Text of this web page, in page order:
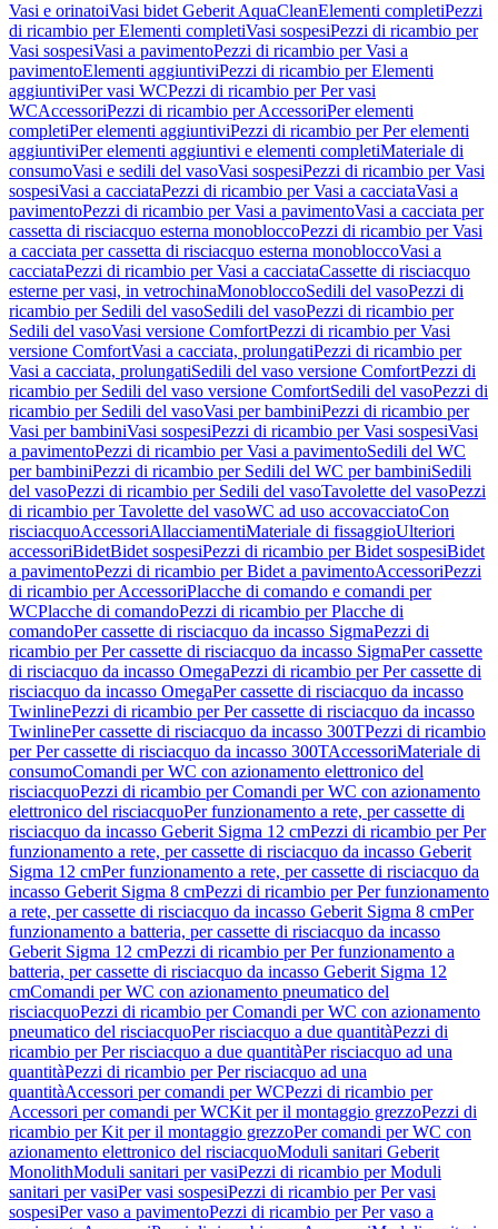
Vasi e orinatoiVasi bidet Geberit AquaCleanElementi completiPezzi
di ricambio per Elementi completiVasi sospesiPezzi di ricambio per
Vasi sospesiVasi a pavimentoPezzi di ricambio per Vasi a
pavimentoElementi aggiuntiviPezzi di ricambio per Elementi
aggiuntiviPer vasi WCPezzi di ricambio per Per vasi
WCAccessoriPezzi di ricambio per AccessoriPer elementi
completiPer elementi aggiuntiviPezzi di ricambio per Per elementi
aggiuntiviPer elementi aggiuntivi e elementi completiMateriale di
consumoVasi e sedili del vasoVasi sospesiPezzi di ricambio per Vasi
sospesiVasi a cacciataPezzi di ricambio per Vasi a cacciataVasi a
pavimentoPezzi di ricambio per Vasi a pavimentoVasi a cacciata per
cassetta di risciacquo esterna monobloccoPezzi di ricambio per Vasi
a cacciata per cassetta di risciacquo esterna monobloccoVasi a
cacciataPezzi di ricambio per Vasi a cacciataCassette di risciacquo
esterne per vasi, in vetrochinaMonobloccoSedili del vasoPezzi di
ricambio per Sedili del vasoSedili del vasoPezzi di ricambio per
Sedili del vasoVasi versione ComfortPezzi di ricambio per Vasi
versione ComfortVasi a cacciata, prolungatiPezzi di ricambio per
Vasi a cacciata, prolungatiSedili del vaso versione ComfortPezzi di
ricambio per Sedili del vaso versione ComfortSedili del vasoPezzi di
ricambio per Sedili del vasoVasi per bambiniPezzi di ricambio per
Vasi per bambiniVasi sospesiPezzi di ricambio per Vasi sospesiVasi
a pavimentoPezzi di ricambio per Vasi a pavimentoSedili del WC
per bambiniPezzi di ricambio per Sedili del WC per bambiniSedili
del vasoPezzi di ricambio per Sedili del vasoTavolette del vasoPezzi
di ricambio per Tavolette del vasoWC ad uso accovacciatoCon
risciacquoAccessoriAllacciamentiMateriale di fissaggioUlteriori
accessoriBidetBidet sospesiPezzi di ricambio per Bidet sospesiBidet
a pavimentoPezzi di ricambio per Bidet a pavimentoAccessoriPezzi
di ricambio per AccessoriPlacche di comando e comandi per
WCPlacche di comandoPezzi di ricambio per Placche di
comandoPer cassette di risciacquo da incasso SigmaPezzi di
ricambio per Per cassette di risciacquo da incasso SigmaPer cassette
di risciacquo da incasso OmegaPezzi di ricambio per Per cassette di
risciacquo da incasso OmegaPer cassette di risciacquo da incasso
TwinlinePezzi di ricambio per Per cassette di risciacquo da incasso
TwinlinePer cassette di risciacquo da incasso 300TPezzi di ricambio
per Per cassette di risciacquo da incasso 300TAccessoriMateriale di
consumoComandi per WC con azionamento elettronico del
risciacquoPezzi di ricambio per Comandi per WC con azionamento
elettronico del risciacquoPer funzionamento a rete, per cassette di
risciacquo da incasso Geberit Sigma 12 cmPezzi di ricambio per Per
funzionamento a rete, per cassette di risciacquo da incasso Geberit
Sigma 12 cmPer funzionamento a rete, per cassette di risciacquo da
incasso Geberit Sigma 8 cmPezzi di ricambio per Per funzionamento
a rete, per cassette di risciacquo da incasso Geberit Sigma 8 cmPer
funzionamento a batteria, per cassette di risciacquo da incasso
Geberit Sigma 12 cmPezzi di ricambio per Per funzionamento a
batteria, per cassette di risciacquo da incasso Geberit Sigma 12
cmComandi per WC con azionamento pneumatico del
risciacquoPezzi di ricambio per Comandi per WC con azionamento
pneumatico del risciacquoPer risciacquo a due quantitàPezzi di
ricambio per Per risciacquo a due quantitàPer risciacquo ad una
quantitàPezzi di ricambio per Per risciacquo ad una
quantitàAccessori per comandi per WCPezzi di ricambio per
Accessori per comandi per WCKit per il montaggio grezzoPezzi di
ricambio per Kit per il montaggio grezzoPer comandi per WC con
azionamento elettronico del risciacquoModuli sanitari Geberit
MonolithModuli sanitari per vasiPezzi di ricambio per Moduli
sanitari per vasiPer vasi sospesiPezzi di ricambio per Per vasi
sospesiPer vaso a pavimentoPezzi di ricambio per Per vaso a